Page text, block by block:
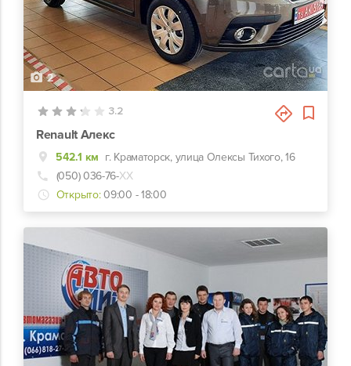
2
3.2
Renault Алекс
542.1 км г. Краматорск, улица Олексы Тихого, 16
(050) 036-76-ХХ
Открыто: 09:00 - 18:00